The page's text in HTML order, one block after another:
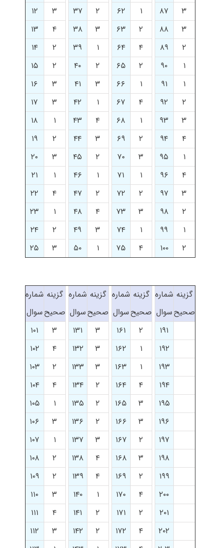
۳
۸۷ ۱ ۶۲ ۲ ۳۷ ۳
۱۲
۳
۸۸ ۲ ۶۳ ۳ ۳۸ ۴
۱۳
۲
۸۹ ۴ ۶۴ ۱ ۳۹ ۲
۱۴
۱
۹۰ ۲ ۶۵ ۲ ۴۰ ۲
۱۵
۱
۹۱ ۱ ۶۶ ۳ ۴۱ ۳
۱۶
۲
۹۲ ۴ ۶۷ ۱ ۴۲ ۳
۱۷
۳
۹۳ ۱ ۶۸ ۴ ۴۳ ۱
۱۸
۴
۹۴ ۲ ۶۹ ۳ ۴۴ ۲
۱۹
۱
۹۵ ۳ ۷۰ ۲ ۴۵ ۳
۲۰
۴
۹۶ ۱ ۷۱ ۱ ۴۶ ۱
۲۱
۳
۹۷ ۲ ۷۲ ۲ ۴۷ ۴
۲۲
۲
۹۸ ۳ ۷۳ ۴ ۴۸ ۱
۲۳
۱
۹۹ ۱ ۷۴ ۳ ۴۹ ۲
۲۴
۲
۱۰۰ ۴ ۷۵ ۱ ۵۰ ۳ ۲۵
گزینه
صحیح
شماره
سوال
گزینه
صحیح
شماره
سوال
گزینه
صحیح
شماره
سوال
گزینه
صحیح
شماره
سوال
۱۹۱
۲ ۱۶۱ ۳ ۱۳۱ ۳
۱۰۱
۱۹۲
۱ ۱۶۲ ۳ ۱۳۲ ۴
۱۰۲
۱۹۳
۱ ۱۶۳ ۳ ۱۳۳ ۲
۱۰۳
۱۹۴
۴ ۱۶۴ ۲ ۱۳۴ ۴
۱۰۴
۱۹۵
۳ ۱۶۵ ۲ ۱۳۵ ۱
۱۰۵
۱۹۶
۳ ۱۶۶ ۲ ۱۳۶ ۳
۱۰۶
۱۹۷
۲ ۱۶۷ ۳ ۱۳۷ ۱
۱۰۷
۱۹۸
۳ ۱۶۸ ۴ ۱۳۸ ۲
۱۰۸
۱۹۹
۲ ۱۶۹ ۴ ۱۳۹ ۲
۱۰۹
۲۰۰
۴ ۱۷۰ ۱ ۱۴۰ ۳
۱۱۰
۲۰۱
۲ ۱۷۱ ۲ ۱۴۱ ۴
۱۱۱
۲۰۲
۴ ۱۷۲ ۲ ۱۴۲ ۳
۱۱۲